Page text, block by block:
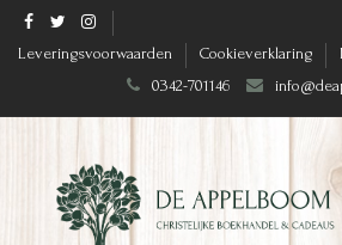
Leveringsvoorwaarden Cookieverklaring
0342-701146